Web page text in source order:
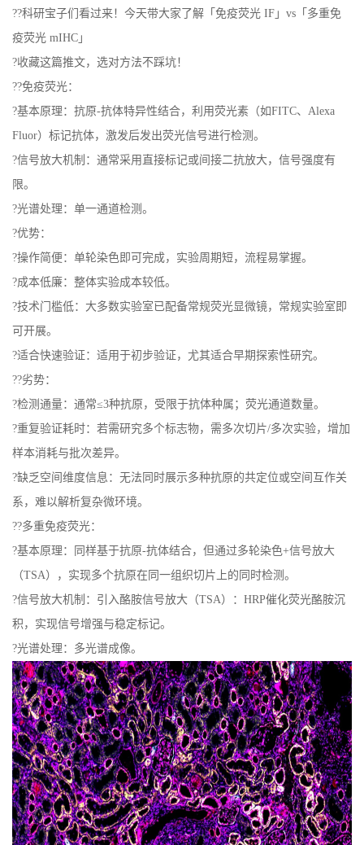
??科研宝子们看过来！今天带大家了解「免疫荧光 IF」vs「多重免
疫荧光 mIHC」
?收藏这篇推文，选对方法不踩坑！
??免疫荧光：
?基本原理：抗原-抗体特异性结合，利用荧光素（如FITC、Alexa
Fluor）标记抗体，激发后发出荧光信号进行检测。
?信号放大机制：通常采用直接标记或间接二抗放大，信号强度有
限。
?光谱处理：单一通道检测。
?优势：
?操作简便：单轮染色即可完成，实验周期短，流程易掌握。
?成本低廉：整体实验成本较低。
?技术门槛低：大多数实验室已配备常规荧光显微镜，常规实验室即
可开展。
?适合快速验证：适用于初步验证，尤其适合早期探索性研究。
??劣势：
?检测通量：通常≤3种抗原，受限于抗体种属；荧光通道数量。
?重复验证耗时：若需研究多个标志物，需多次切片/多次实验，增加
样本消耗与批次差异。
?缺乏空间维度信息：无法同时展示多种抗原的共定位或空间互作关
系，难以解析复杂微环境。
??多重免疫荧光：
?基本原理：同样基于抗原-抗体结合，但通过多轮染色+信号放大
（TSA），实现多个抗原在同一组织切片上的同时检测。
?信号放大机制：引入酪胺信号放大（TSA）：HRP催化荧光酪胺沉
积，实现信号增强与稳定标记。
?光谱处理：多光谱成像。